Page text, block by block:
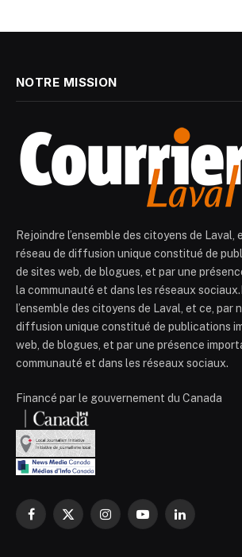
NOTRE MISSION
Rejoindre l’ensemble des citoyens de Laval,
réseau de diffusion unique constitué de
de sites web, de blogues, et par une
la communauté et dans les réseaux
l’ensemble des citoyens de Laval, et ce, par
diffusion unique constitué de publications
web, de blogues, et par une présence
communauté et dans les réseaux sociaux.
Financé par le gouvernement du Canada
Facebook
X
InstagramYouTubeLinkedIn